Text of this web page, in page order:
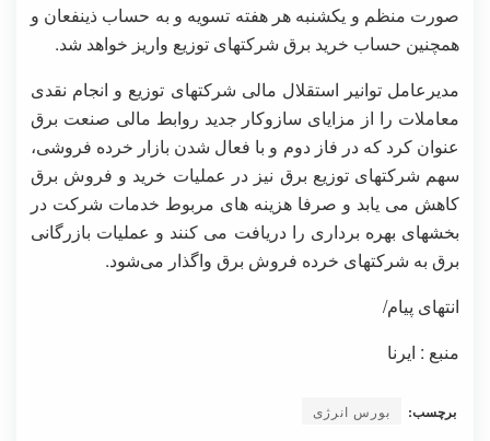
صورت منظم و یکشنبه هر هفته تسویه و به حساب ذینفعان و
همچنین حساب خرید برق شرکتهای توزیع واریز خواهد شد.
مدیرعامل توانیر استقلال مالی شرکتهای توزیع و انجام نقدی
معاملات را از مزایای سازوکار جدید روابط مالی صنعت برق
عنوان کرد که در فاز دوم و با فعال شدن بازار خرده فروشی،
سهم شرکتهای توزیع برق نیز در عملیات خرید و فروش برق
کاهش می یابد و صرفا هزینه های مربوط خدمات شرکت در
بخشهای بهره برداری را دریافت می کنند و عملیات بازرگانی
برق به شرکتهای خرده فروش برق واگذار می‌شود.
انتهای پیام/
منبع : ایرنا
برچسب: بورس انرژی